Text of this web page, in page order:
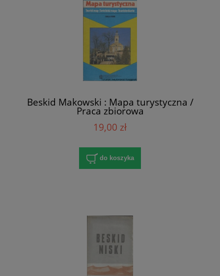
Beskid Makowski : Mapa turystyczna /
Praca zbiorowa
19,00 zł
do koszyka